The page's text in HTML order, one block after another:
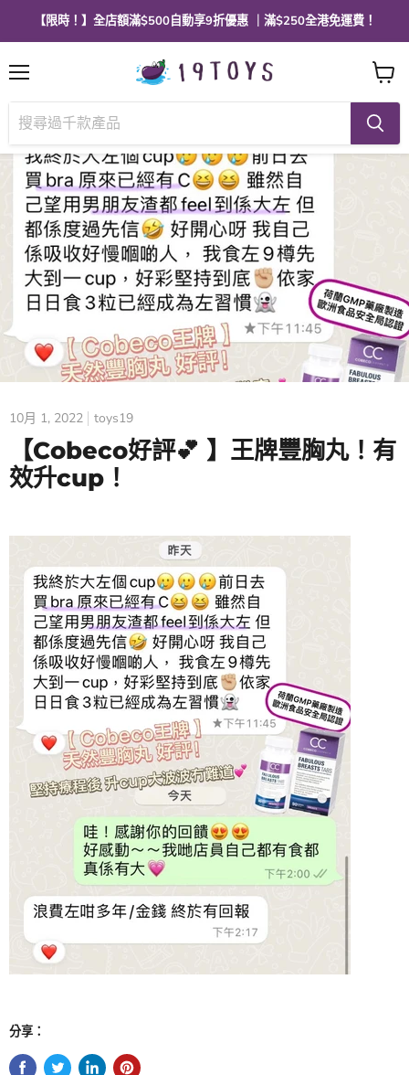
【限時！】全店額滿$500自動享9折優惠 ｜滿$250全港免運費！
單
查
看
購
物
車
10月 1, 2022 toys19
【Cobeco好評💕 】王牌豐胸丸！有
效升cup！
分享：